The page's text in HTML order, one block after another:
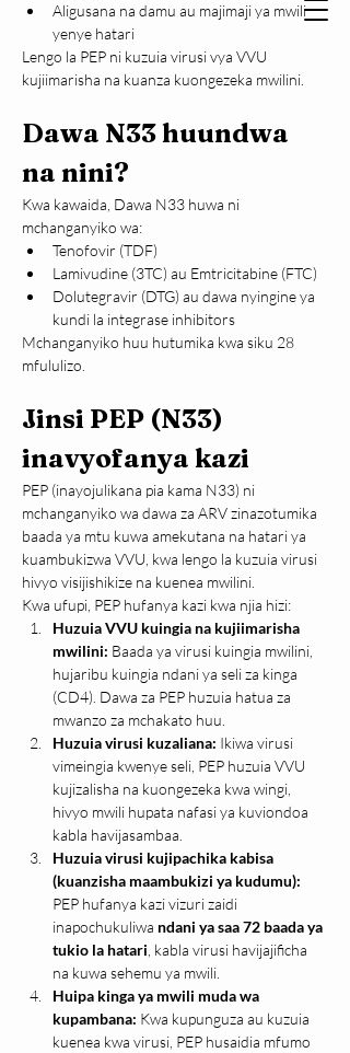
Aligusana na damu au majimaji ya mwili
yenye hatari
Lengo la PEP ni kuzuia virusi vya VVU
kujiimarisha na kuanza kuongezeka mwilini.
Dawa N33 huundwa
na nini?
Kwa kawaida, Dawa N33 huwa ni
mchanganyiko wa:
Tenofovir (TDF)
Lamivudine (3TC) au Emtricitabine (FTC)
Dolutegravir (DTG) au dawa nyingine ya
kundi la integrase inhibitors
Mchanganyiko huu hutumika kwa siku 28
mfululizo.
Jinsi PEP (N33)
inavyofanya kazi
PEP (inayojulikana pia kama N33) ni
mchanganyiko wa dawa za ARV zinazotumika
baada ya mtu kuwa amekutana na hatari ya
kuambukizwa VVU, kwa lengo la kuzuia virusi
hivyo visijishikize na kuenea mwilini.
Kwa ufupi, PEP hufanya kazi kwa njia hizi:
Huzuia VVU kuingia na kujiimarisha
mwilini: Baada ya virusi kuingia mwilini,
hujaribu kuingia ndani ya seli za kinga
(CD4). Dawa za PEP huzuia hatua za
mwanzo za mchakato huu.
Huzuia virusi kuzaliana: Ikiwa virusi
vimeingia kwenye seli, PEP huzuia VVU
kujizalisha na kuongezeka kwa wingi,
hivyo mwili hupata nafasi ya kuviondoa
kabla havijasambaa.
Huzuia virusi kujipachika kabisa
(kuanzisha maambukizi ya kudumu):
PEP hufanya kazi vizuri zaidi
inapochukuliwa ndani ya saa 72 baada ya
tukio la hatari , kabla virusi havijajificha
na kuwa sehemu ya mwili.
Huipa kinga ya mwili muda wa
kupambana: Kwa kupunguza au kuzuia
kuenea kwa virusi, PEP husaidia mfumo